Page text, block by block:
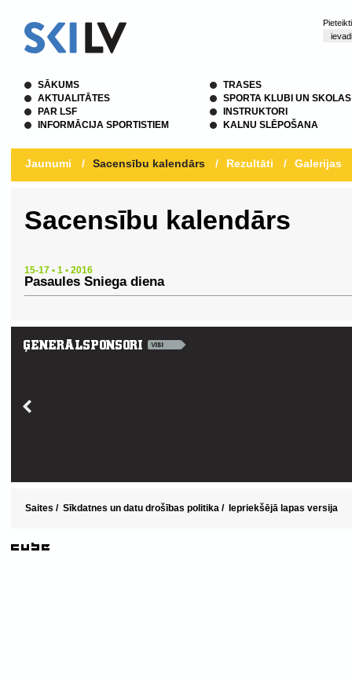
SĀKUMS
AKTUALITĀTES
PAR LSF
INFORMĀCIJA SPORTISTIEM
TRASES
SPORTA KLUBI UN SKOLAS
INSTRUKTORI
KALNU SLĒPOŠANA
Jaunumi / Sacensību kalendārs / Rezultāti / Galerijas
Sacensību kalendārs
15-17 • 1 • 2016
Pasaules Sniega diena
Saites / Sīkdatnes un datu drošības politika / Iepriekšējā lapas versija